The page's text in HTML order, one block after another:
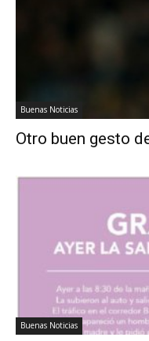
Buenas Noticias
Otro buen gesto
Buenas Noticias